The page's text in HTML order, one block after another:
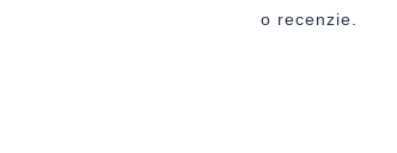
o recenzie.